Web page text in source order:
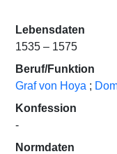
Lebensdaten
1535 – 1575
Beruf/Funktion
Graf von Hoya ;
Konfession
-
Normdaten